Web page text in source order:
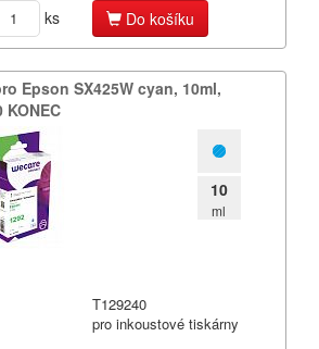
ks Do košíku
Epson SX425W cyan,​ 10ml,​
KONEC
10
ml
T129240
pro inkoustové tiskárny